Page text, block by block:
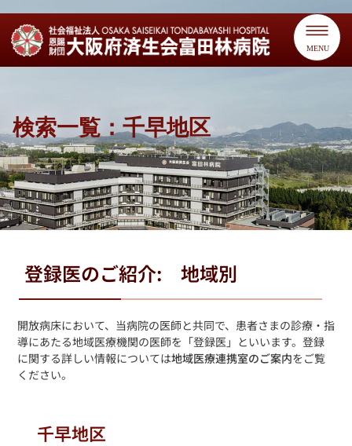
MENU
検索一覧：千早地区
登録医のご紹介: 地域別
開放病床において、当病院の医師と共同で、患者さまの診療・指
導にあたる地域医療機関の医師を「登録医」といいます。登録
に関する詳しい情報については地域医療連携室のご案内をご覧
ください。
千早地区